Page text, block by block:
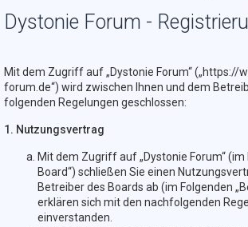
Dystonie Forum -
Mit dem Zugriff auf „Dystonie Forum“ („https://
forum.de“) wird zwischen Ihnen und dem
folgenden Regelungen geschlossen:
1. Nutzungsvertrag
Mit dem Zugriff auf „Dystonie Forum“ (im
Board“) schließen Sie einen
Betreiber des Boards ab (im Folgenden
erklären sich mit den nachfolgenden
einverstanden.